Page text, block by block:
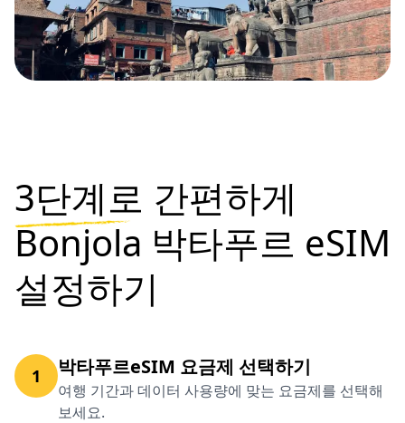
3단계로 간편하게
Bonjola 박타푸르 eSIM
설정하기
1 박타푸르eSIM 요금제 선택하기
여행 기간과 데이터 사용량에 맞는 요금제를 선택해
보세요.